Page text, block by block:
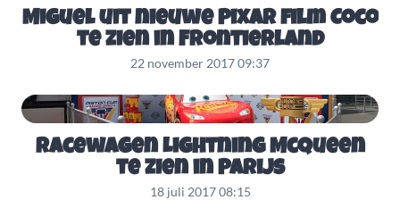
Miguel uit nieuwe Pixar film Coco
te zien in Frontierland
22 november 2017 09:37
Racewagen Lightning McQueen
te zien in Parijs
18 juli 2017 08:15